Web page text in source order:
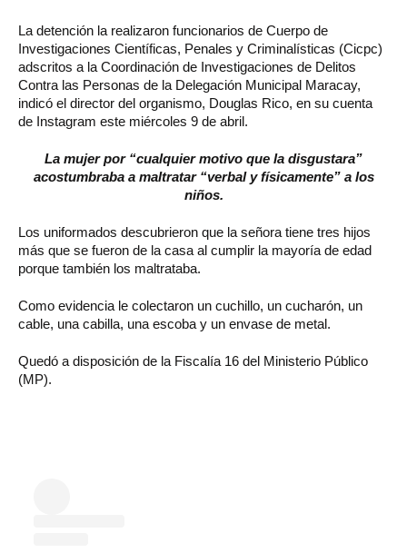
La detención la realizaron funcionarios de Cuerpo de
Investigaciones Científicas, Penales y Criminalísticas (Cicpc)
adscritos a la Coordinación de Investigaciones de Delitos
Contra las Personas de la Delegación Municipal Maracay,
indicó el director del organismo, Douglas Rico, en su cuenta
de Instagram este miércoles 9 de abril.
La mujer por “cualquier motivo que la disgustara”
acostumbraba a maltratar “verbal y físicamente” a los
niños.
Los uniformados descubrieron que la señora tiene tres hijos
más que se fueron de la casa al cumplir la mayoría de edad
porque también los maltrataba.
Como evidencia le colectaron un cuchillo, un cucharón, un
cable, una cabilla, una escoba y un envase de metal.
Quedó a disposición de la Fiscalía 16 del Ministerio Público
(MP).